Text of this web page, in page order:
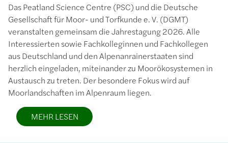
Das Peatland Science Centre (PSC) und die Deutsche
Gesellschaft für Moor- und Torfkunde e. V. (DGMT)
veranstalten gemeinsam die Jahrestagung 2026. Alle
Interessierten sowie Fachkolleginnen und Fachkollegen
aus Deutschland und den Alpenanrainerstaaten sind
herzlich eingeladen, miteinander zu Moorökosystemen in
Austausch zu treten. Der besondere Fokus wird auf
Moorlandschaften im Alpenraum liegen.
MEHR LESEN